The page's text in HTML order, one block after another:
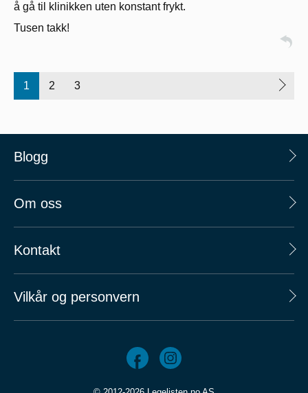
å gå til klinikken uten konstant frykt.
Tusen takk!
1 2 3
Blogg
Om oss
Kontakt
Vilkår og personvern